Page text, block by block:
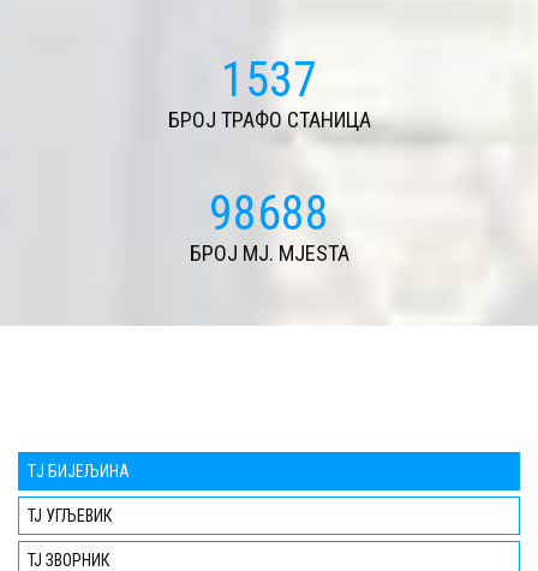
1688
БРОЈ ТРАФО СТАНИЦА
113248
БРОЈ MJ. MJESTA
TЈ БИЈЕЉИНА
ТЈ УГЉЕВИК
ТЈ ЗВОРНИК